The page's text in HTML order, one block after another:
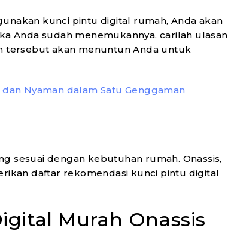
kunci pintu digital rumah, Anda akan
Anda sudah menemukannya, carilah ulasan
tersebut akan menuntun Anda untuk
Nyaman dalam Satu Genggaman
sesuai dengan kebutuhan rumah. Onassis,
daftar rekomendasi kunci pintu digital
Murah Onassis